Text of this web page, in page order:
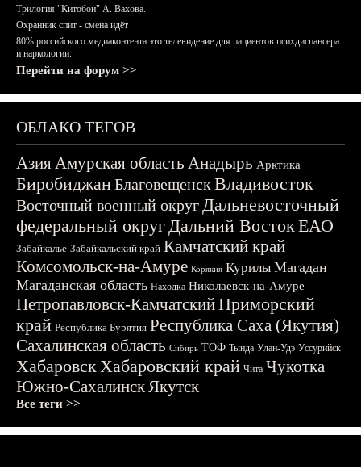
Трилогия "Китобои" А. Вахова.
Охранник спит - смена идёт
80% российского медиаконтента это телевидение для пациентов психдиспансера
и наркологии.
Перейти на форум >>
ОБЛАКО ТЕГОВ
АзияАмурская область Анадырь Арктика
БиробиджанБлаговещенскВладивосток
Восточный военный округДальневосточный
федеральный округДальний ВостокЕАО
Забайкалье Забайкальский край Камчатский край
Комсомольск-на-Амуре Корякия Курилы Магадан
Магаданская область Находка Николаевск-на-Амуре
Петропавловск-КамчатскийПриморский
край Республика Бурятия Республика Саха (Якутия)
Сахалинская область Сибирь ТОФ Тында Улан-Удэ Уссурийск
ХабаровскХабаровский край Чита Чукотка
Южно-СахалинскЯкутск
Все теги >>